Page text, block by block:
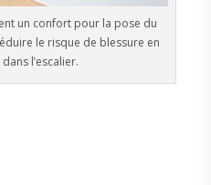
un confort pour la pose du
le risque de blessure en
l’escalier.